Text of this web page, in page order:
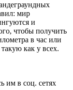
мир
и
чтобы получить
в час или
как у всех.
им в соц. сетях